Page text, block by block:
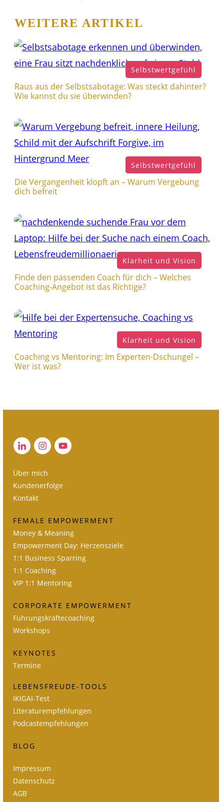
WEITERE ARTIKEL
Selbstwertgefühl
Raus aus der Selbstsabotage: Was steckt dahinter?
Wie kannst du sie überwinden?
Selbstwertgefühl
Die Vergangenheit klopft an – Warum Vergebung
dich befreit
Klarheit und Vision
Finde den passenden Coach für dich – Welches
Coaching-Angebot ist das Richtige?
Klarheit und Vision
Coaching vs Mentoring: Im Experten-Dschungel –
Wer ist was?
Über mich
Kundenerfolge
Kontakt
FEMALE EMPOWERMENT
Money & Meaning
Empowerment Day: Herzensziele
1:1 Business Sparring
1:1 Coaching
VIP 1:1 Mentoring
CORPORATE EMPOWERMENT
Führungskräftecoaching
Workshops
KEYNOTES
Termine
LEBENSFREUDE-TOOLS
IKIGAI-Test
Literaturempfehlungen
Podcastempfehlungen
BLOG
Impressum
Datenschutz
AGB